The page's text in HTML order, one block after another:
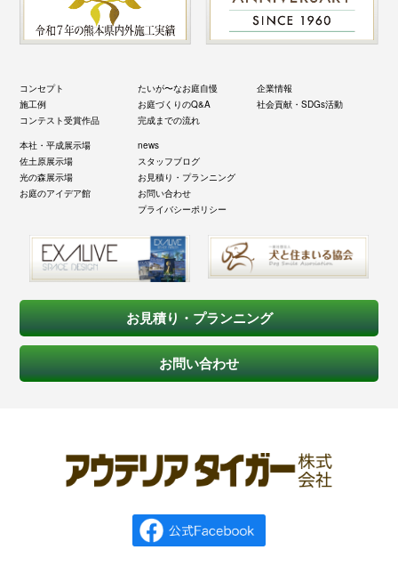
コンセプト
施工例
コンテスト受賞作品
たいが〜なお庭自慢
お庭づくりのQ&A
完成までの流れ
企業情報
社会貢献・SDGs活動
本社・平成展示場
佐土原展示場
光の森展示場
お庭のアイデア館
news
スタッフブログ
お見積り・プランニング
お問い合わせ
プライバシーポリシー
お見積り・プランニング
お問い合わせ